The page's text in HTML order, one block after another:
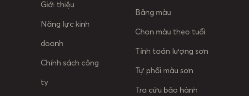
Giới thiệu
Năng lực kinh
doanh
Chính sách công
ty
Bảng màu
Chọn màu theo tuổi
Tính toán lượng sơn
Tự phối màu sơn
Tra cứu bảo hành